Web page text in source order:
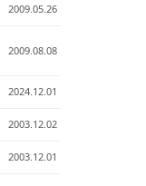
2009.05.26
2009.08.08
2024.12.01
2003.12.02
2003.12.01